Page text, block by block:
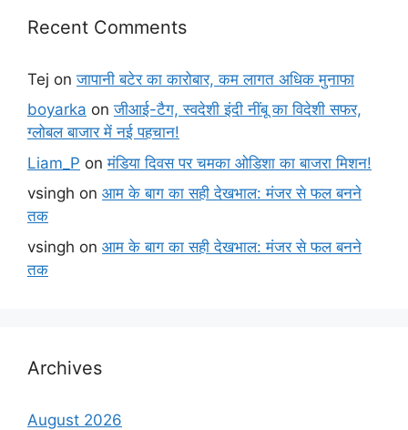
Recent Comments
Tej onजापानी बटेर का कारोबार, कम लागत अधिक मुनाफा
boyarka onजीआई-टैग, स्वदेशी इंदी नींबू का विदेशी सफर,
ग्लोबल बाजार में नई पहचान!
Liam_P onमंडिया दिवस पर चमका ओडिशा का बाजरा मिशन!
vsingh on आम के बाग का सही देखभाल: मंजर से फल बनने
तक
vsingh on आम के बाग का सही देखभाल: मंजर से फल बनने
तक
Archives
August 2026